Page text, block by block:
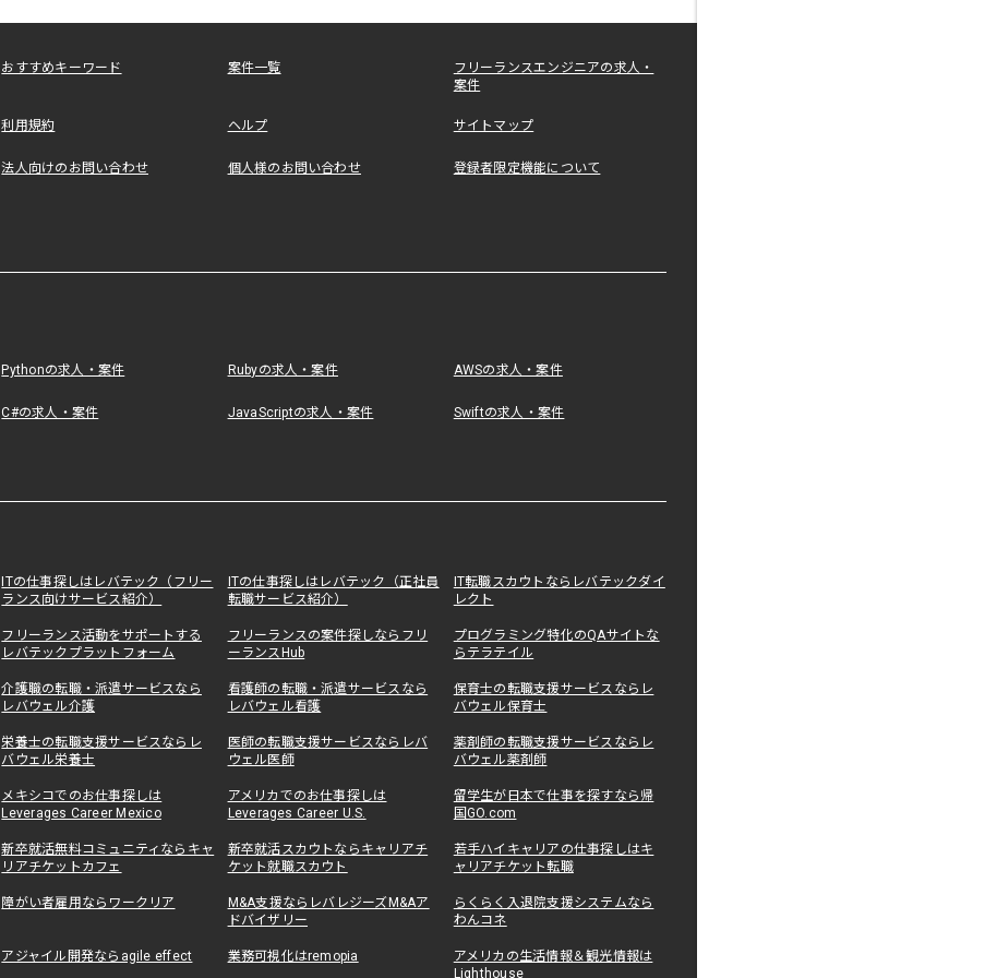
おすすめキーワード 案件一覧
フリーランスエンジニアの求人・
案件
利用規約 ヘルプ サイトマップ
法人向けのお問い合わせ 個人様のお問い合わせ 登録者限定機能について
Pythonの求人・案件 Rubyの求人・案件 AWSの求人・案件
C#の求人・案件 JavaScriptの求人・案件 Swiftの求人・案件
ITの仕事探しはレバテック（フリー
ランス向けサービス紹介）
ITの仕事探しはレバテック（正社員
転職サービス紹介）
IT転職スカウトならレバテックダイ
レクト
フリーランス活動をサポートする
レバテックプラットフォーム
フリーランスの案件探しならフリ
ーランスHub
プログラミング特化のQAサイトな
らテラテイル
介護職の転職・派遣サービスなら
レバウェル介護
看護師の転職・派遣サービスなら
レバウェル看護
保育士の転職支援サービスならレ
バウェル保育士
栄養士の転職支援サービスならレ
バウェル栄養士
医師の転職支援サービスならレバ
ウェル医師
薬剤師の転職支援サービスならレ
バウェル薬剤師
メキシコでのお仕事探しは
Leverages Career Mexico
アメリカでのお仕事探しは
Leverages Career U.S.
留学生が日本で仕事を探すなら帰
国GO.com
新卒就活無料コミュニティならキャ
リアチケットカフェ
新卒就活スカウトならキャリアチ
ケット就職スカウト
若手ハイキャリアの仕事探しはキ
ャリアチケット転職
障がい者雇用ならワークリア
M&A支援ならレバレジーズM&Aア
ドバイザリー
らくらく入退院支援システムなら
わんコネ
アジャイル開発ならagile effect 業務可視化はremopia
アメリカの生活情報＆観光情報は
Lighthouse